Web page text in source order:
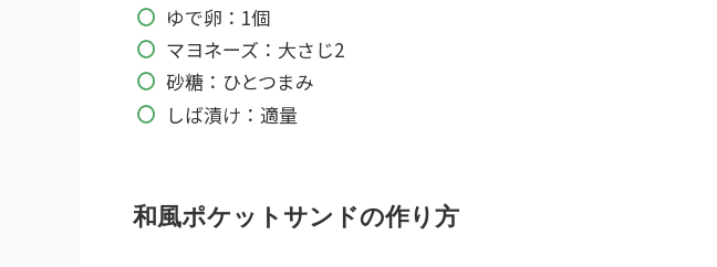
ゆで卵：1個
マヨネーズ：大さじ2
砂糖：ひとつまみ
しば漬け：適量
和風ポケットサンドの作り方